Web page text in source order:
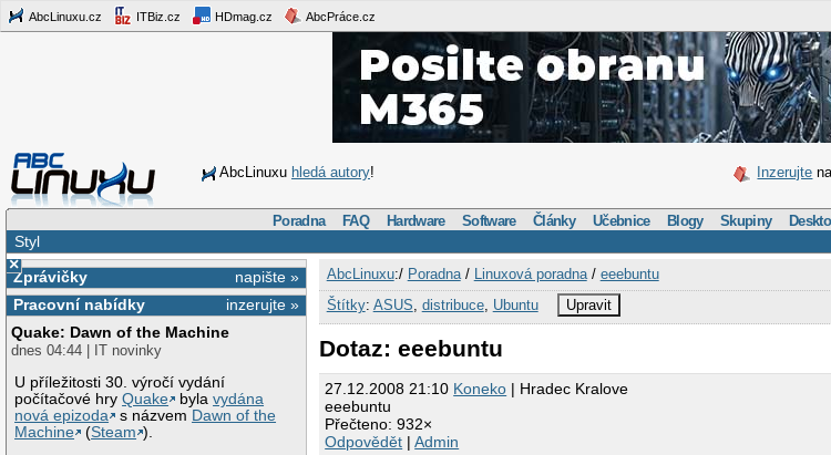
AbcLinuxu.cz ITBiz.cz HDmag.cz AbcPráce.cz
AbcLinuxu hledá autory! Inzerujte
Poradna FAQ Hardware Software Články Učebnice Blogy Skupiny
Styl
×
napište »
Zprávičky
inzerujte »
Pracovní nabídky
Quake: Dawn of the Machine
dnes 04:44 | IT novinky
U příležitosti 30. výročí vydání
počítačové hryQuake bylavydána
nová epizoda
s názvem Dawn of the
Machine
(Steam ).
AbcLinuxu:/ Poradna/ Linuxová poradna/ eeebuntu
Štítky: ASUS distribuce, Ubuntu Upravit
Dotaz: eeebuntu
27.12.2008 21:10 Koneko | Hradec Kralove
eeebuntu
Přečteno: 932×
Odpovědět |Admin